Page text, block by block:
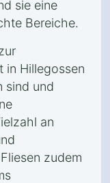
sie eine
Bereiche.
in Hillegossen
sind und
an
zudem